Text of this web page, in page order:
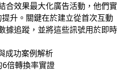
合效果最大化廣告活動，他們實
升。關鍵在於建立從首次互動
據追蹤，並將這些訊號用於即時
成功案例解析
倍轉換率實證